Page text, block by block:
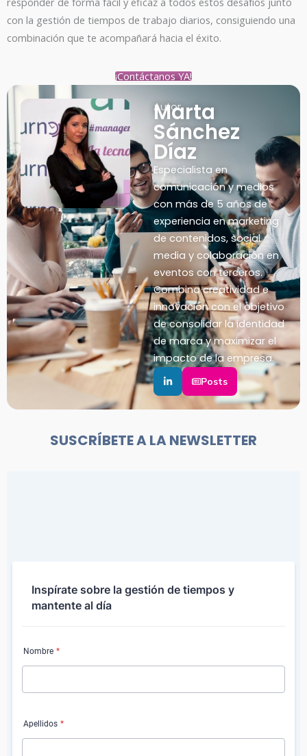
con la gestión de tiempos de trabajo diarios, consiguiendo una
combinación que te acompañará hacia el éxito.
¡Contáctanos YA!
Autor
Marta
Sánchez
Díaz
Especialista en
comunicación y medios
con más de 5 años de
experiencia en marketing
de contenidos, social
media y colaboración en
eventos con terceros.
Combina creatividad e
innovación con el objetivo
de consolidar la identidad
de marca y maximizar el
impacto de la empresa.
Posts
SUSCRÍBETE A LA NEWSLETTER